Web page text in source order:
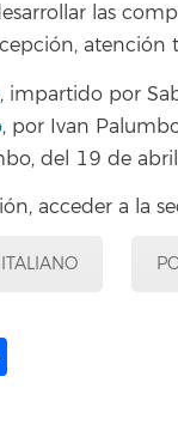
las
atención
, impartido por
, por Ivan
del 19 de
acceder a la
ITALIANO